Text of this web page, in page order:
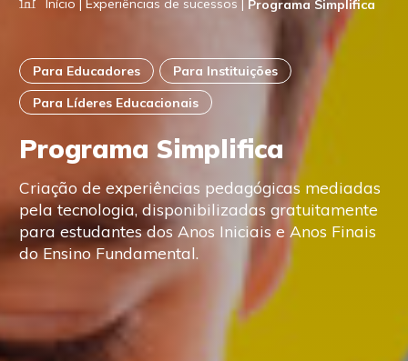
Início | Experiências de sucessos | Programa Simplifica
Para Educadores
Para Instituições
Para Líderes Educacionais
Programa Simplifica
Criação de experiências pedagógicas mediadas
pela tecnologia, disponibilizadas gratuitamente
para estudantes dos Anos Iniciais e Anos Finais
do Ensino Fundamental.